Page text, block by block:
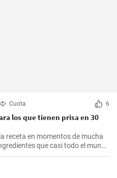
Cuota 6
los que tienen prisa en 30
receta en momentos de mucha
que casi todo el mundo
puedes estar disfrutando de
su textura crujiente y su
para las visitas improvisadas y